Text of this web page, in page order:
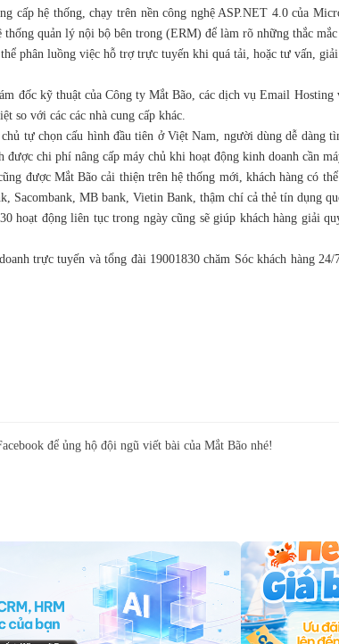
cấp hệ thống, chạy trên nền công nghệ ASP.NET 4.0 của
quản lý nội bộ bên trong (ERM) để làm rõ những thắc mắc
phân luồng việc hỗ trợ trực tuyến khi quá tải, hoặc tư vấn,
đốc kỹ thuật của Công ty Mắt Bão, các dịch vụ Email
so với các các nhà cung cấp khác.
tự chọn cấu hình đầu tiên ở Việt Nam, người dùng dễ dàng
chi phí nâng cấp máy chủ khi hoạt động kinh doanh cần
được Mắt Bão cải thiện trên hệ thống mới, khách hàng có
Sacombank, MB bank, Vietin Bank, thậm chí cả thẻ tín dụng
hoạt động liên tục trong ngày cũng sẽ giúp khách hàng giải
trực tuyến và tổng đài 19001830 chăm Sóc khách hàng
để ủng hộ đội ngũ viết bài của Mắt Bão nhé!